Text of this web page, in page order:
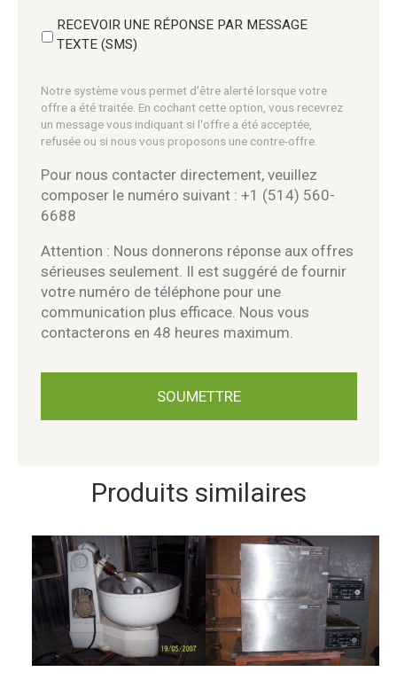
RECEVOIR UNE RÉPONSE PAR MESSAGE
TEXTE (SMS)
Notre système vous permet d'être alerté lorsque votre
offre a été traitée. En cochant cette option, vous recevrez
un message vous indiquant si l'offre a été acceptée,
refusée ou si nous vous proposons une contre-offre.
Pour nous contacter directement, veuillez
composer le numéro suivant : +1 (514) 560-
6688
Attention : Nous donnerons réponse aux offres
sérieuses seulement. Il est suggéré de fournir
votre numéro de téléphone pour une
communication plus efficace. Nous vous
contacterons en 48 heures maximum.
Produits similaires